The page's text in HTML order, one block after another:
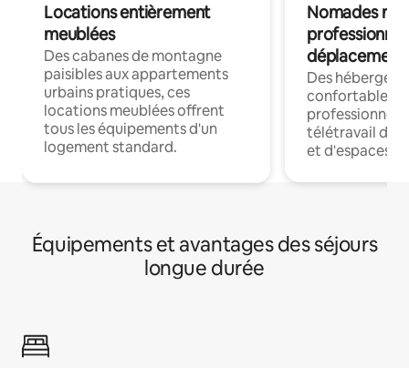
Locations entièrement
meublées
Des cabanes de montagne
paisibles aux appartements
urbains pratiques, ces
locations meublées offrent
tous les équipements d'un
logement standard.
Nomades
déplacement
Des
confortables
professionnels
télétravail
et d'espaces
Équipements et avantages des séjours
longue durée